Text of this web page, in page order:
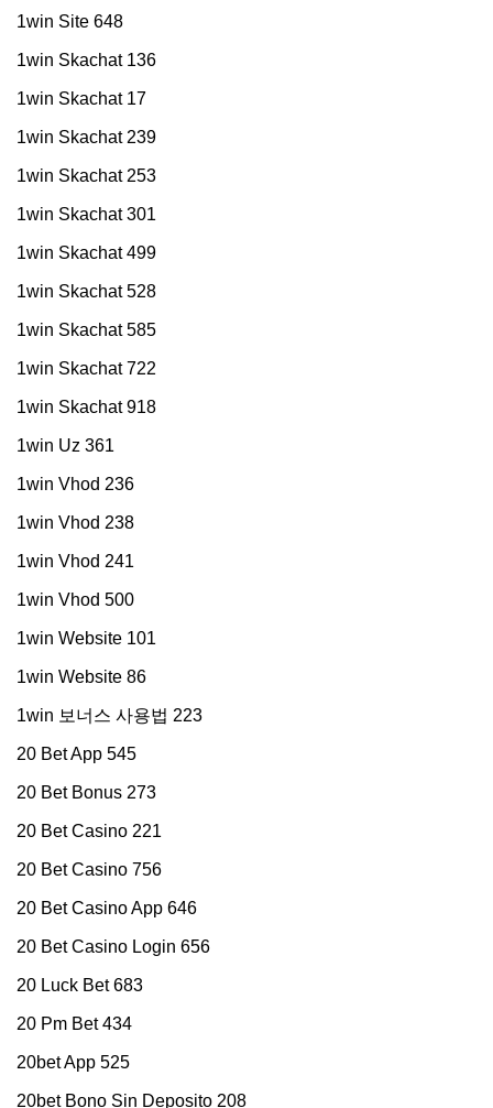
1win Site 648
1win Skachat 136
1win Skachat 17
1win Skachat 239
1win Skachat 253
1win Skachat 301
1win Skachat 499
1win Skachat 528
1win Skachat 585
1win Skachat 722
1win Skachat 918
1win Uz 361
1win Vhod 236
1win Vhod 238
1win Vhod 241
1win Vhod 500
1win Website 101
1win Website 86
1win 보너스 사용법 223
20 Bet App 545
20 Bet Bonus 273
20 Bet Casino 221
20 Bet Casino 756
20 Bet Casino App 646
20 Bet Casino Login 656
20 Luck Bet 683
20 Pm Bet 434
20bet App 525
20bet Bono Sin Deposito 208